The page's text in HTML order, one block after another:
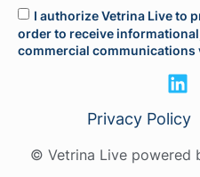
I authorize Vetrina Live to
order to receive
commercial communications
Privacy Policy
© Vetrina Live powered